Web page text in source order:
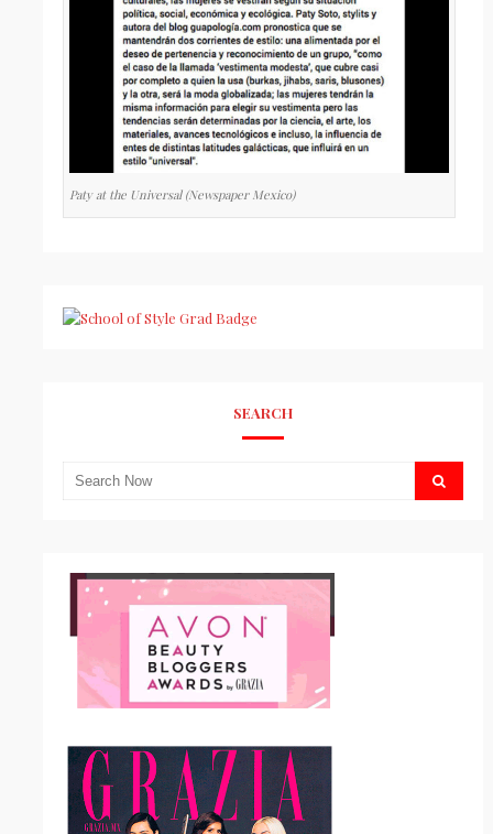
Paty at the Universal (Newspaper Mexico)
SEARCH